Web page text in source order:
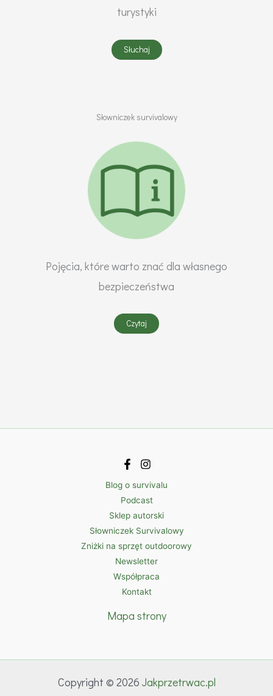
turystyki
Słuchaj
Słowniczek survivalowy
Pojęcia, które warto znać dla własnego
bezpieczeństwa
Czytaj
Blog o survivalu
Podcast
Sklep autorski
Słowniczek Survivalowy
Zniżki na sprzęt outdoorowy
Newsletter
Współpraca
Kontakt
Mapa strony
Copyright © 2026 Jakprzetrwac.pl